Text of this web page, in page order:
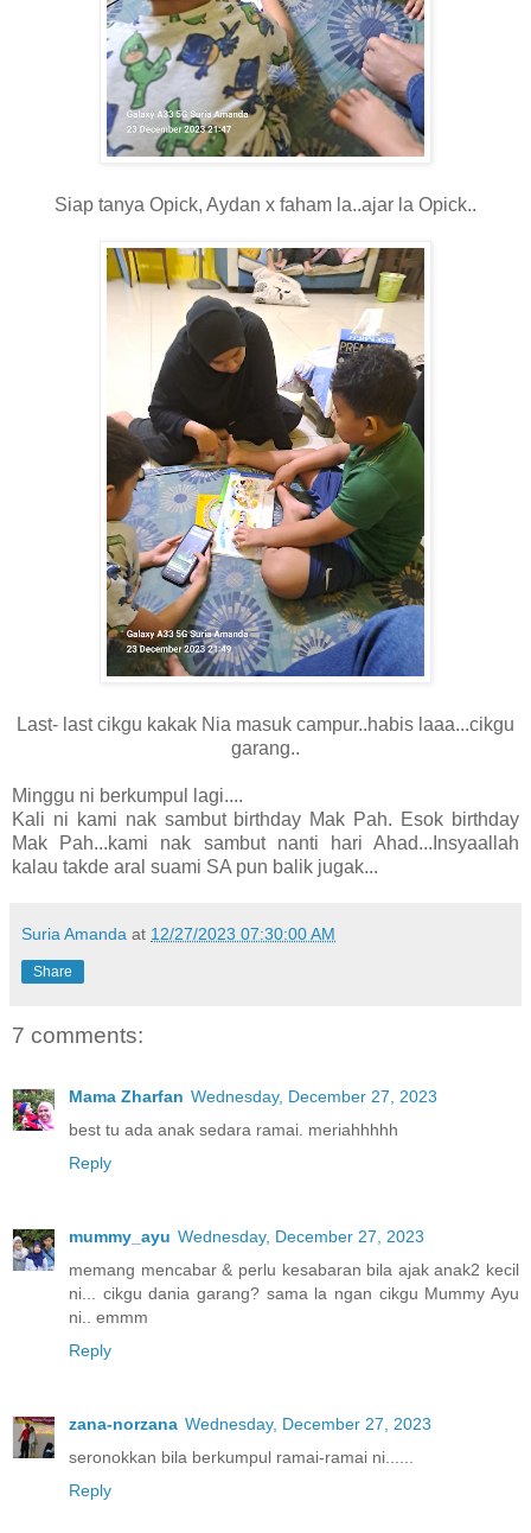
Siap tanya Opick, Aydan x faham la..ajar la Opick..
Last- last cikgu kakak Nia masuk campur..habis laaa...cikgu
garang..
Minggu ni berkumpul lagi....
Kali ni kami nak sambut birthday Mak Pah. Esok birthday
Mak Pah...kami nak sambut nanti hari Ahad...Insyaallah
kalau takde aral suami SA pun balik jugak...
Suria Amanda at 12/27/2023 07:30:00 AM
Share
7 comments:
Mama Zharfan Wednesday, December 27, 2023
best tu ada anak sedara ramai. meriahhhhh
Reply
mummy_ayu Wednesday, December 27, 2023
memang mencabar & perlu kesabaran bila ajak anak2 kecil
ni... cikgu dania garang? sama la ngan cikgu Mummy Ayu
ni.. emmm
Reply
zana-norzana Wednesday, December 27, 2023
seronokkan bila berkumpul ramai-ramai ni......
Reply